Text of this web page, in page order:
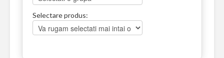
Selectare produs: